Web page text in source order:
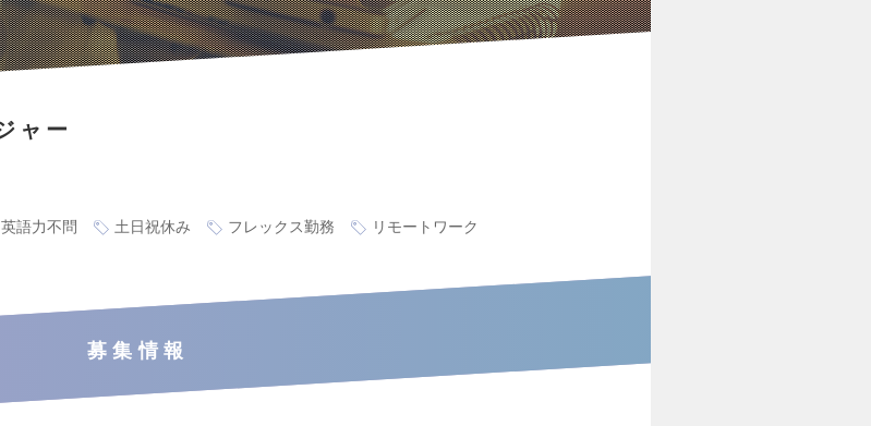
ャー
英語力不問 土日祝休み フレックス勤務
リモートワーク
募集情報